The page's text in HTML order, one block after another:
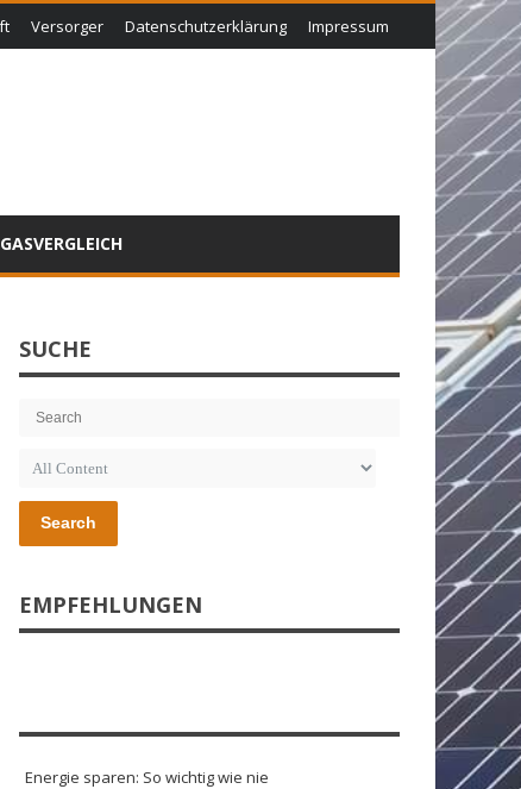
Versorger Datenschutzerklärung Impressum
GASVERGLEICH
SUCHE
Search
EMPFEHLUNGEN
Energie sparen: So wichtig wie nie